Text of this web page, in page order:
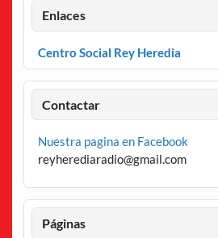
Enlaces
Centro Social Rey Heredia
Contactar
Nuestra pagina en Facebook
reyherediaradio@gmail.com
Páginas